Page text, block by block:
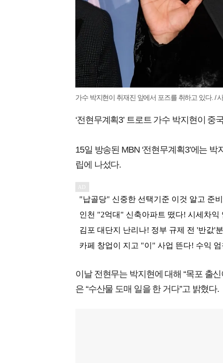
가수 박지현이 취재진 앞에서 포즈를 취하고 있다. /
‘전현무계획3’ 트로트 가수 박지현이 중
15일 방송된 MBN ‘전현무계획3’에는
립에 나섰다.
이날 전현무는 박지현에 대해 “목포 출
은 “수산물 도매 일을 한 거다”고 밝혔다.